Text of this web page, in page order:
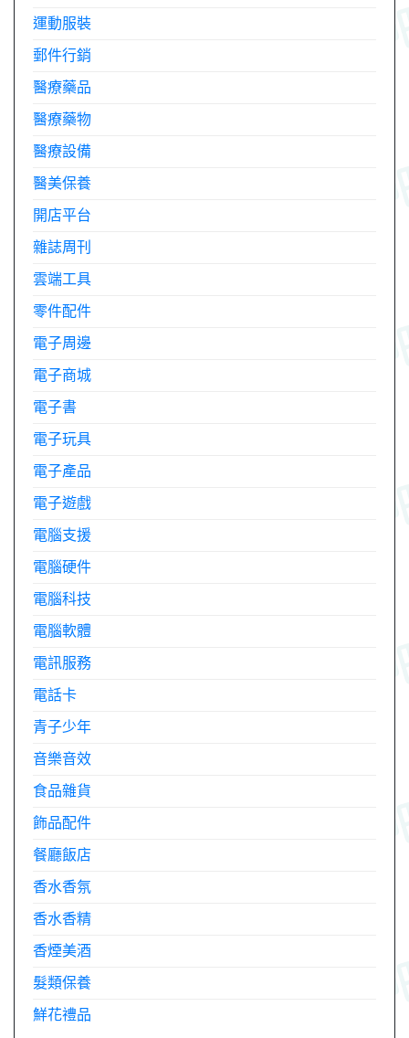
運動服裝
郵件行銷
醫療藥品
醫療藥物
醫療設備
醫美保養
開店平台
雜誌周刊
雲端工具
零件配件
電子周邊
電子商城
電子書
電子玩具
電子產品
電子遊戲
電腦支援
電腦硬件
電腦科技
電腦軟體
電訊服務
電話卡
青子少年
音樂音效
食品雜貨
飾品配件
餐廳飯店
香水香氛
香水香精
香煙美酒
髮類保養
鮮花禮品